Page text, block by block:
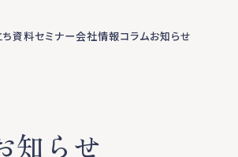
資料セミナー会社情報コラムお知らせ
知らせ